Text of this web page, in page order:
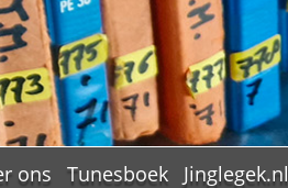
ons Tunesboek Jinglegek.nl